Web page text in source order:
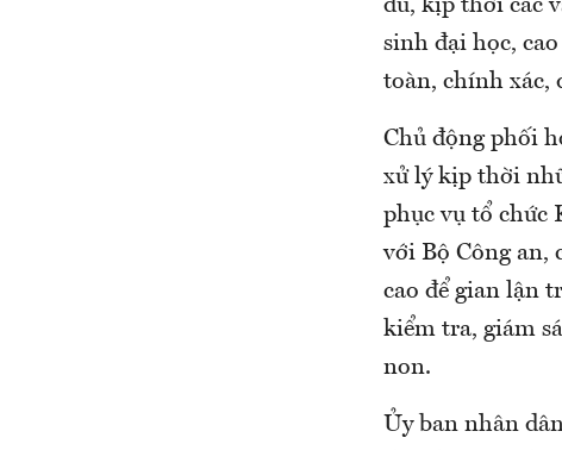
đủ, kịp thời các
sinh đại học,
toàn, chính xác,
Chủ động phối
xử lý kịp thời
phục vụ tổ chức
với Bộ Công an,
cao để gian lận
kiểm tra, giám
non.
Ủy ban nhân